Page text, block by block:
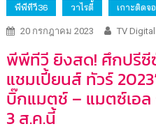
พีพีทีวี36 วาไรตี้ เกาะติดจอ
20 กรกฎาคม 2023 TV
พีพีทีวี ยิงสด! ศึกปรีซี
แชมเปี้ยนส์ ทัวร์
บิ๊กแมตช์ – แมตซ์เอล
3 ส.ค.นี้